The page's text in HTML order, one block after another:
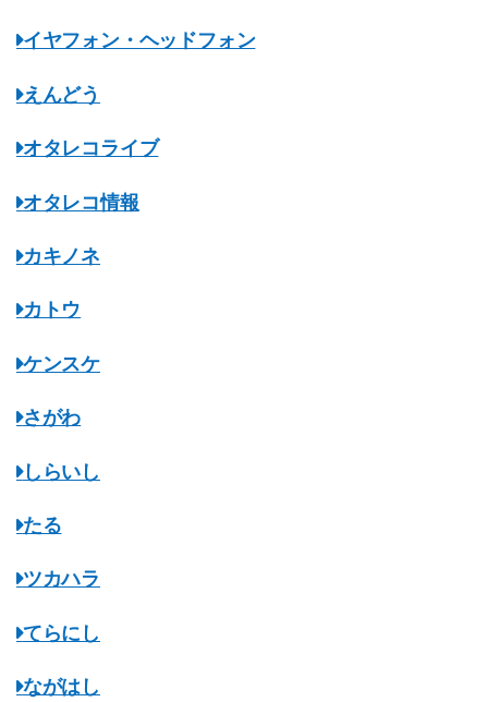
イヤフォン・ヘッドフォン
えんどう
オタレコライブ
オタレコ情報
カキノネ
カトウ
ケンスケ
さがわ
しらいし
たる
ツカハラ
てらにし
ながはし